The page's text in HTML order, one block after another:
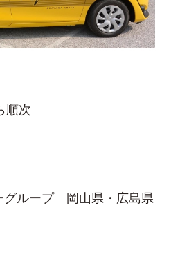
順次
グループ 岡山県・広島県